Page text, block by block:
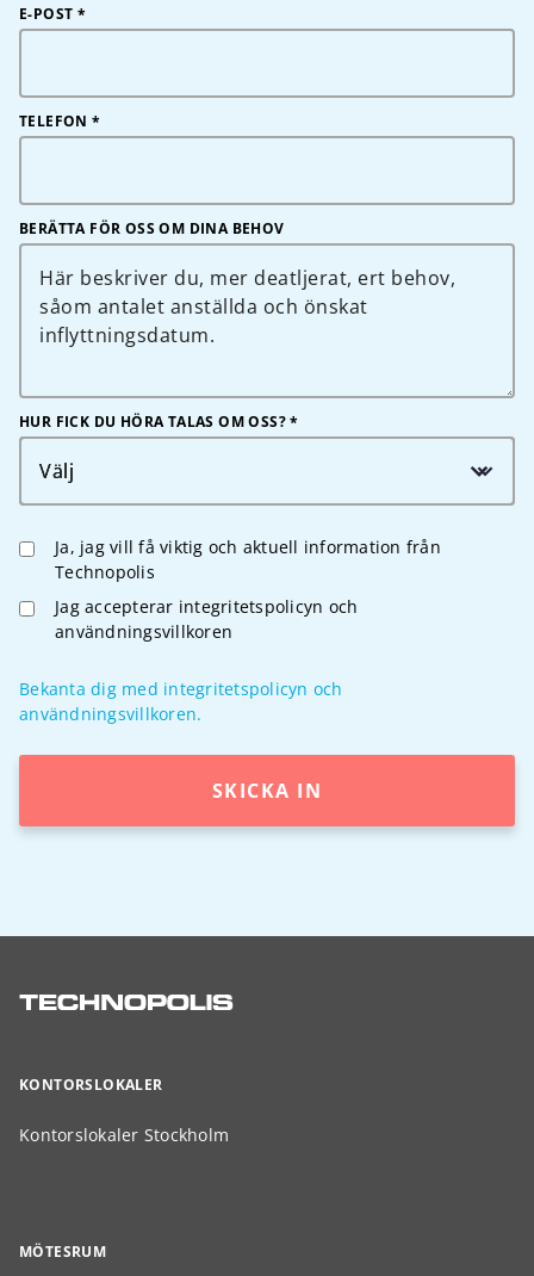
E-POST *
TELEFON *
BERÄTTA FÖR OSS OM DINA BEHOV
HUR FICK DU HÖRA TALAS OM OSS? *
Välj
Ja, jag vill få viktig och aktuell information från
Technopolis
Jag accepterar integritetspolicyn och
användningsvillkoren
Bekanta dig med integritetspolicyn och
användningsvillkoren.
SKICKA IN
KONTORSLOKALER
Kontorslokaler Stockholm
MÖTESRUM